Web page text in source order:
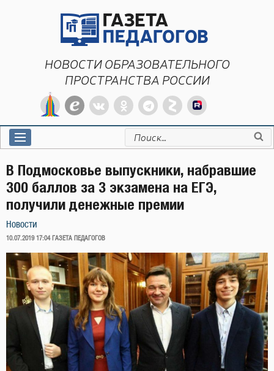
НОВОСТИ ОБРАЗОВАТЕЛЬНОГО
ПРОСТРАНСТВА РОССИИ
Искать:
В Подмосковье выпускники, набравшие
300 баллов за 3 экзамена на ЕГЭ,
получили денежные премии
Новости
ОПУБЛИКОВАНО
10.07.2019 17:04 ГАЗЕТА ПЕДАГОГОВ